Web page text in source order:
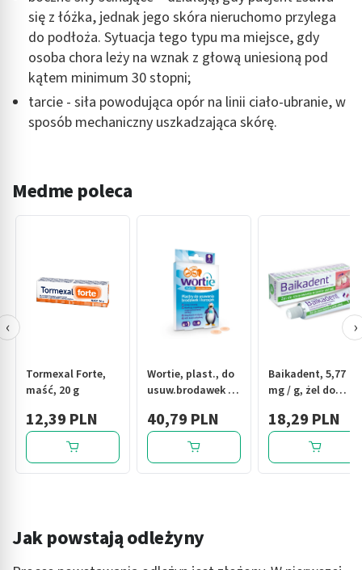
się z łóżka, jednak jego skóra nieruchomo przylega
do podłoża. Sytuacja tego typu ma miejsce, gdy
osoba chora leży na wznak z głową uniesioną pod
kątem minimum 30 stopni;
tarcie - siła powodująca opór na linii ciało-ubranie, w
sposób mechaniczny uszkadzająca skórę.
Medme poleca
Tormexal Forte,
maść, 20 g
12,39 PLN
Wortie, plast., do
usuw.brodawek i
40,79 PLN
Baikadent, 5,77
mg / g, żel do
jamie ustnej, 15 g
18,29 PLN
‹ ›
Jak powstają odleżyny